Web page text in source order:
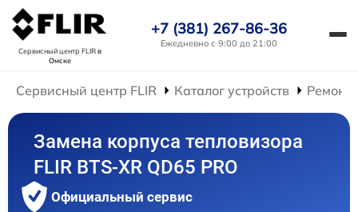
Сервисный центр FLIRв
Омске
+7 (381) 267-86-36
Ежедневно с 9:00 до 21:00
Сервисный центр FLIR Каталог устройств Ремонт
Замена корпуса тепловизора
FLIR BTS-XR QD65 PRO
Официальный сервис